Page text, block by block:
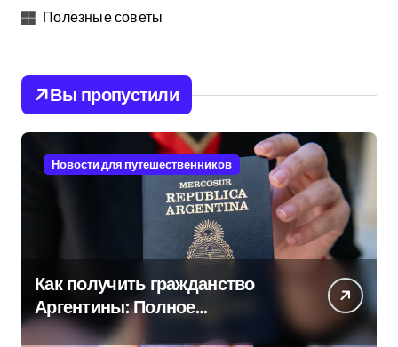
Полезные советы
Вы пропустили
Новости для путешественников
Как получить гражданство
Аргентины: Полное
руководство